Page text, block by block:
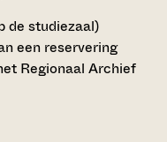
de studiezaal)
een reservering
Regionaal Archief